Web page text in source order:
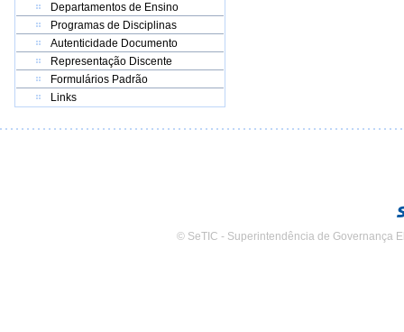
Departamentos de Ensino
Programas de Disciplinas
Autenticidade Documento
Representação Discente
Formulários Padrão
Links
© SeTIC - Superintendência de Governança